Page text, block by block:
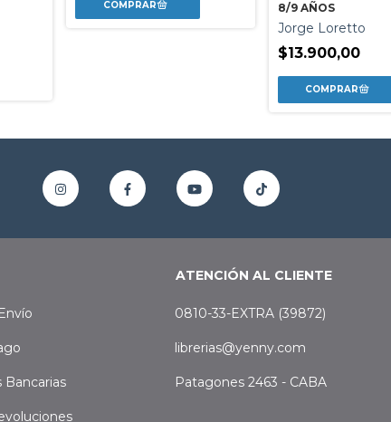
8/9 AÑOS
Jorge Loretto
$13.900,00
Bancarias
ATENCIÓN AL CLIENTE
0810-33-EXTRA (39872)
librerias@yenny.com
Patagones 2463 - CABA